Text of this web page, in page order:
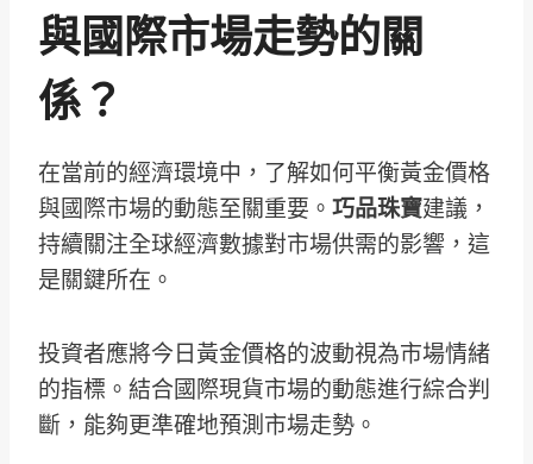
與國際市場走勢的關
係？
在當前的經濟環境中，了解如何平衡黃金價格
與國際市場的動態至關重要。 巧品珠寶建議，
持續關注全球經濟數據對市場供需的影響，這
是關鍵所在。
投資者應將今日黃金價格的波動視為市場情緒
的指標。結合國際現貨市場的動態進行綜合判
斷，能夠更準確地預測市場走勢。